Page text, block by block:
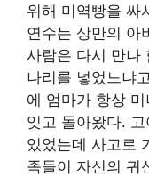
위해 미역빵을 싸
연수는 상만의 아
사람은 다시 만나
나리를 넣었느냐
에 엄마가 항상
잊고 돌아왔다.
있었는데 사고로
족들이 자신의 귀